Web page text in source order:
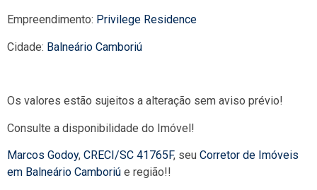
Empreendimento: Privilege Residence
Cidade: Balneário Camboriú
Os valores estão sujeitos a alteração sem aviso prévio!
Consulte a disponibilidade do Imóvel!
Marcos Godoy, CRECI/SC 41765F, seu Corretor de Imóveis
em Balneário Camboriú e região!!